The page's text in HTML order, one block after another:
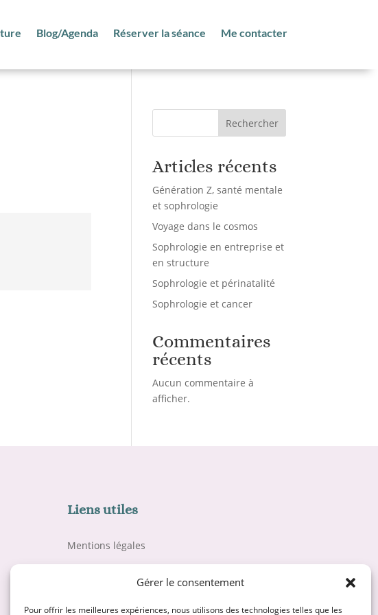
Gérer le consentement
Pour offrir les meilleures expériences, nous utilisons des technologies telles que les
Blog/Agenda Réserver la séance Me contacter
Rechercher
Articles récents
Génération Z, santé mentale
et sophrologie
Voyage dans le cosmos
Sophrologie en entreprise et
en structure
Sophrologie et périnatalité
Sophrologie et cancer
Commentaires
récents
Aucun commentaire à
afficher.
Liens utiles
Mentions légales
Politique de confidentialité